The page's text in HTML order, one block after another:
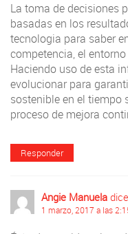
La toma de decisiones
basadas en los
tecnologia para saber
competencia, el
Haciendo uso de esta
evolucionar para
sostenible en el tiempo
proceso de mejora
Responder
Angie Manuela
1 marzo, 2017 a las